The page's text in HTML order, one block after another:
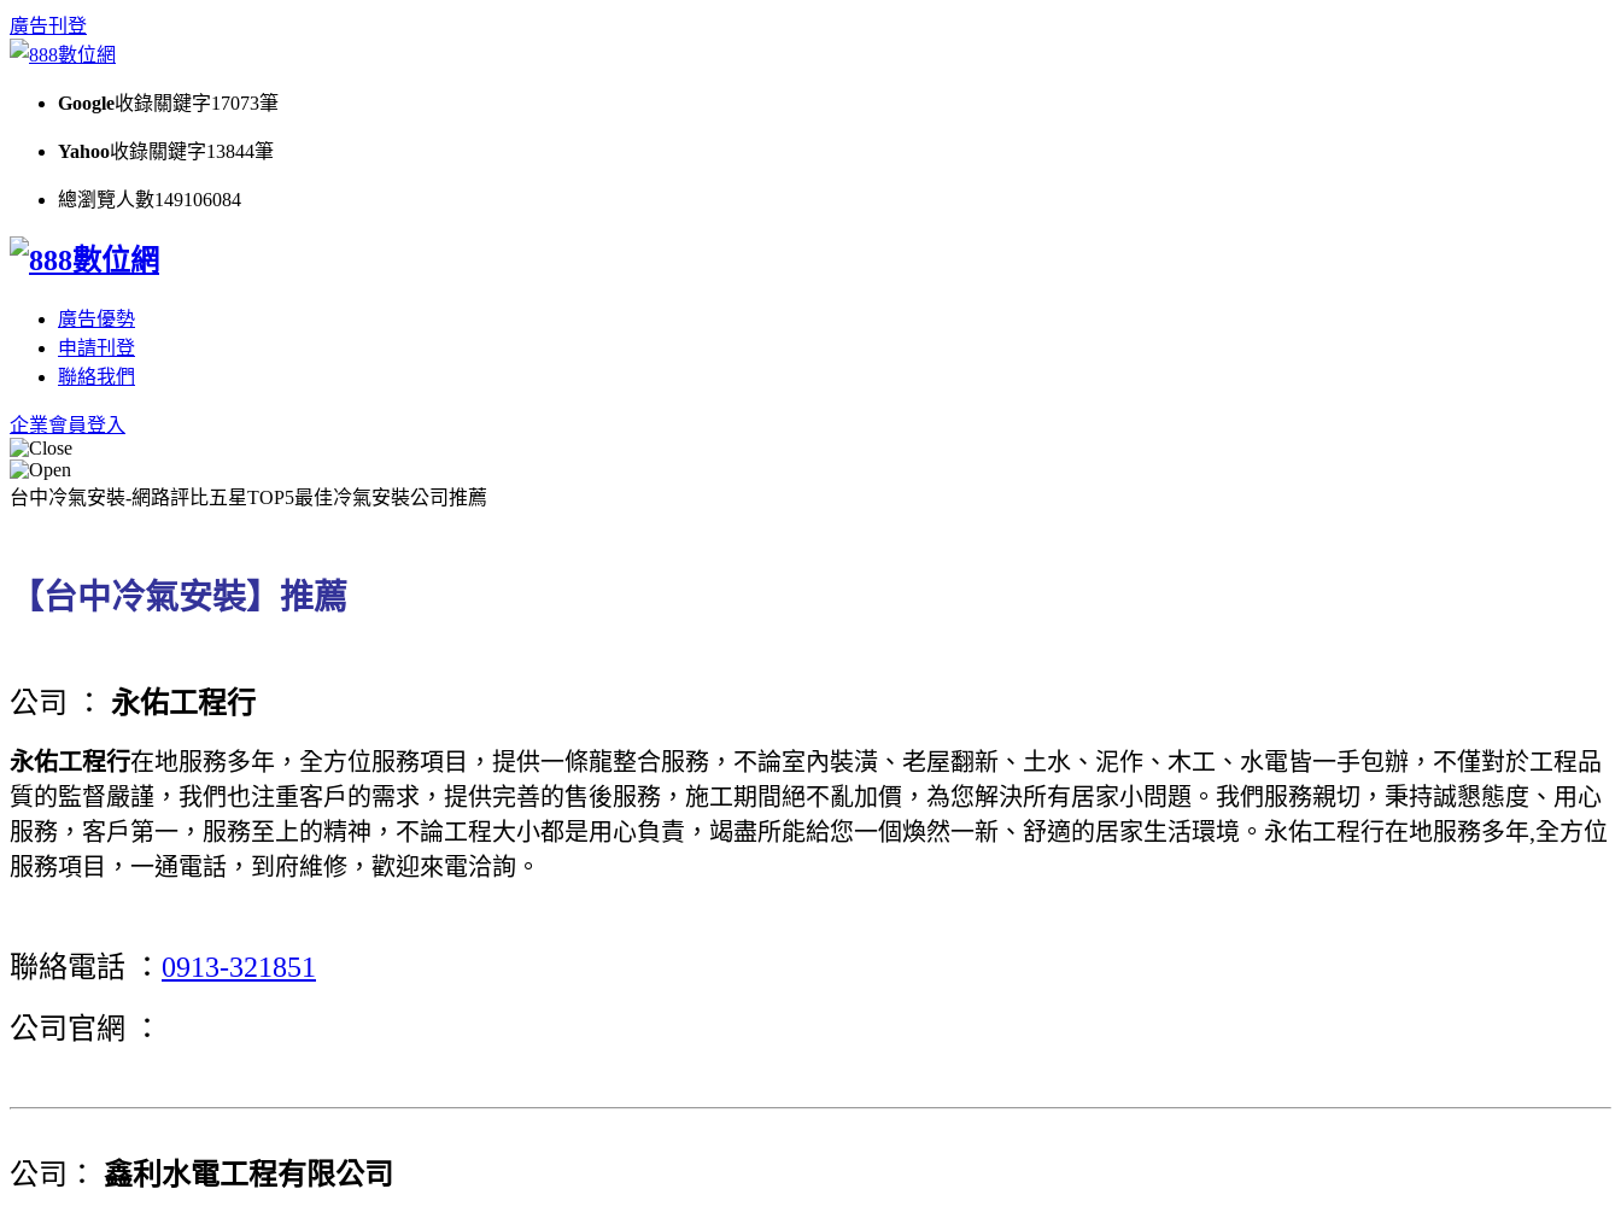
廣告刊登
Google收錄關鍵字17073筆
Yahoo收錄關鍵字13844筆
總瀏覽人數149106084
廣告優勢
申請刊登
聯絡我們
企業會員登入
台中冷氣安裝-網路評比五星TOP5最佳冷氣安裝公司推薦
【台中冷氣安裝】推薦
公司 ： 永佑工程行
永佑工程行在地服務多年，全方位服務項目，提供一條龍整合服務，不論室內裝潢、老屋翻新、土水、泥作、木工、水電皆一手包辦，不僅對於工程品
質的監督嚴謹，我們也注重客戶的需求，提供完善的售後服務，施工期間絕不亂加價，為您解決所有居家小問題。我們服務親切，秉持誠懇態度、用心
服務，客戶第一，服務至上的精神，不論工程大小都是用心負責，竭盡所能給您一個煥然一新、舒適的居家生活環境。永佑工程行在地服務多年,全方位
服務項目，一通電話，到府維修，歡迎來電洽詢。
聯絡電話 ： 0913-321851
公司官網 ：
公司： 鑫利水電工程有限公司